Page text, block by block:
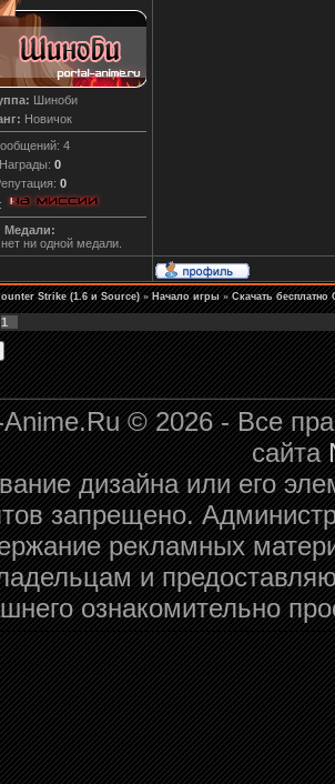
Шиноби
Новичок
4
Награды: 0
0
Медали:
ни одной медали.
Strike (1.6 и Source) » Начало игры » Скачать бесплатно
1
© 2026 - Все
сайта
дизайна или его
запрещено.
рекламных
и
ознакомительно